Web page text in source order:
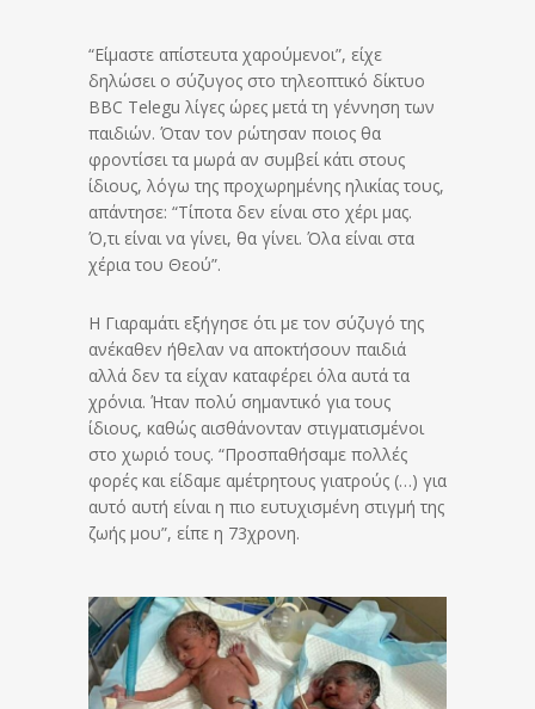
“Είμαστε απίστευτα χαρούμενοι”, είχε
δηλώσει ο σύζυγος στο τηλεοπτικό δίκτυο
BBC Telegu λίγες ώρες μετά τη γέννηση των
παιδιών. Όταν τον ρώτησαν ποιος θα
φροντίσει τα μωρά αν συμβεί κάτι στους
ίδιους, λόγω της προχωρημένης ηλικίας τους,
απάντησε: “Τίποτα δεν είναι στο χέρι μας.
Ό,τι είναι να γίνει, θα γίνει. Όλα είναι στα
χέρια του Θεού”.
Η Γιαραμάτι εξήγησε ότι με τον σύζυγό της
ανέκαθεν ήθελαν να αποκτήσουν παιδιά
αλλά δεν τα είχαν καταφέρει όλα αυτά τα
χρόνια. Ήταν πολύ σημαντικό για τους
ίδιους, καθώς αισθάνονταν στιγματισμένοι
στο χωριό τους. “Προσπαθήσαμε πολλές
φορές και είδαμε αμέτρητους γιατρούς (…) για
αυτό αυτή είναι η πιο ευτυχισμένη στιγμή της
ζωής μου”, είπε η 73χρονη.